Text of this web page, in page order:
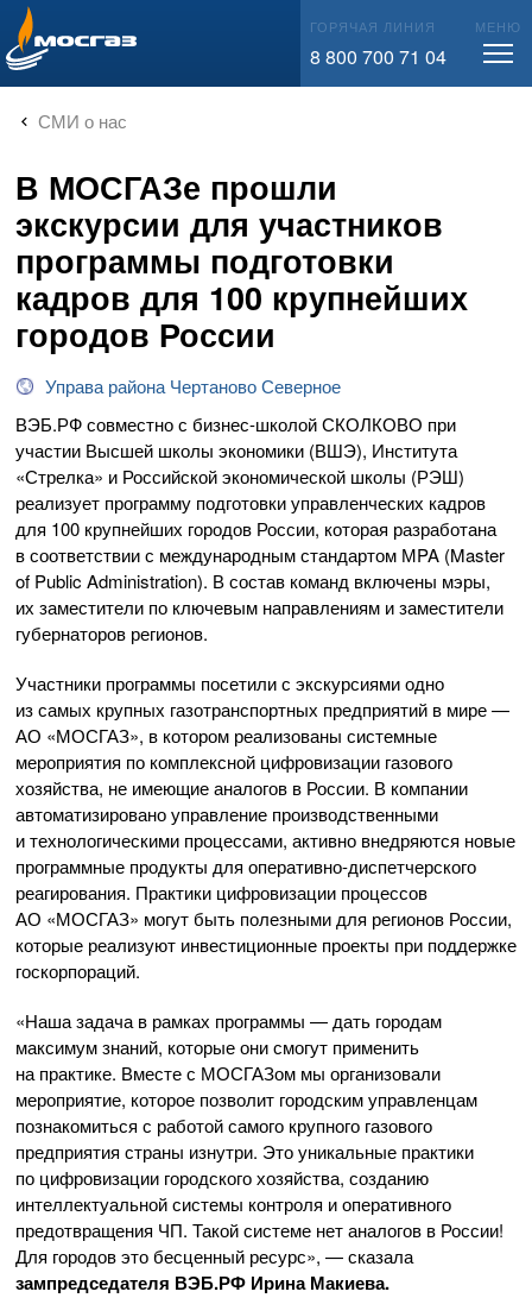
info@mos-gaz.ru ГОРЯЧАЯ ЛИНИЯ
8 800 700 71 04
МЕНЮ
СМИ о нас
В МОСГАЗе прошли
экскурсии для участников
программы подготовки
кадров для 100 крупнейших
городов России
Управа района Чертаново Северное
ВЭБ.РФ совместно с бизнес-школойСКОЛКОВО при
участии Высшей школы экономики (ВШЭ), Института
«Стрелка» и Российской экономической школы (РЭШ)
реализует программу подготовки управленческих кадров
для 100 крупнейших городов России, которая разработана
в соответствии с международным стандартом МPA (Master
of Public Administration). В состав команд включены мэры,
их заместители по ключевым направлениям и заместители
губернаторов регионов.
Участники программы посетили с экскурсиями одно
из самых крупных газотранспортных предприятий в мире —
АО «МОСГАЗ», в котором реализованы системные
мероприятия по комплексной цифровизации газового
хозяйства, не имеющие аналогов в России. В компании
автоматизировано управление производственными
и технологическими процессами, активно внедряются новые
программные продукты для оперативно-диспетчерского
реагирования. Практики цифровизации процессов
АО «МОСГАЗ» могут быть полезными для регионов России,
которые реализуют инвестиционные проекты при поддержке
госкорпораций.
«Наша задача в рамках программы — дать городам
максимум знаний, которые они смогут применить
на практике. Вместе с МОСГАЗом мы организовали
мероприятие, которое позволит городским управленцам
познакомиться с работой самого крупного газового
предприятия страны изнутри. Это уникальные практики
по цифровизации городского хозяйства, созданию
интеллектуальной системы контроля и оперативного
предотвращения ЧП. Такой системе нет аналогов в России!
Для городов это бесценный ресурс», — сказала
зампредседателя ВЭБ.РФ Ирина Макиева.